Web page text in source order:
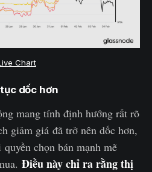
Chart
dốc hơn
mang tính định hướng rất rõ
giảm giá đã trở nên dốc hơn,
chọn bán mạnh mẽ
Điều này chỉ ra rằng thị